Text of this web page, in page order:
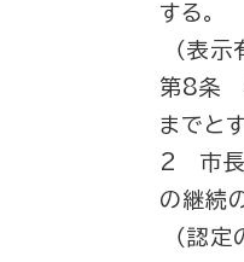
する。
（表示
第8条
までとす
2 市長
の継続
（認定